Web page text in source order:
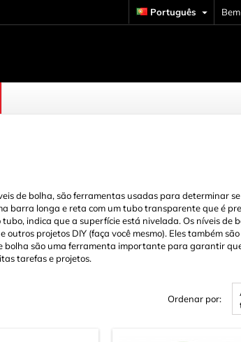
Português 
Bolas & Miçangas
Caixa Infantil do Woody
Cortiça
Dados
de bolha, são ferramentas usadas para determinar
barra longa e reta com um tubo transparente que é
indica que a superfície está nivelada. Os níveis de
projetos DIY (faça você mesmo). Eles também
são uma ferramenta importante para garantir
tarefas e projetos.
Ordenar por: